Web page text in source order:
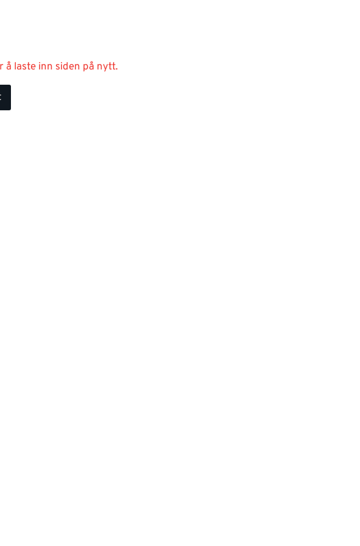
laste inn siden på nytt.